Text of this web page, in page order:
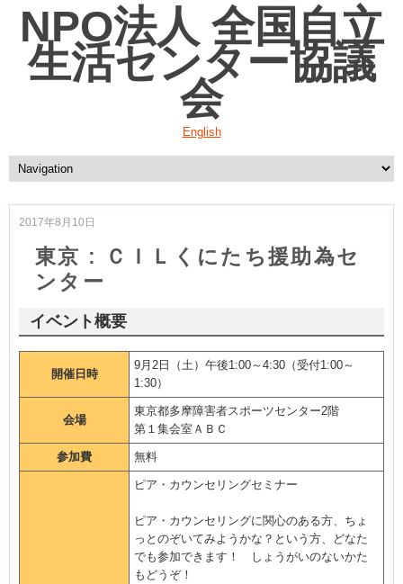
NPO法人 全国自立
生活センター協議
会
English
2017年8月10日
東京 : ＣＩＬくにたち援助為セ
ンター
イベント概要
開催日時
9月2日（土）午後1:00～4:30（受付1:00～
1:30）
会場
東京都多摩障害者スポーツセンター2階
第１集会室ＡＢＣ
参加費 無料
ピア・カウンセリングセミナー
ピア・カウンセリングに関心のある方、ちょ
っとのぞいてみようかな？という方、どなた
でも参加できます！ しょうがいのないかた
もどうぞ！